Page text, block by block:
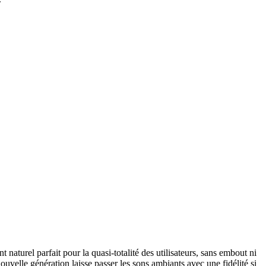
naturel parfait pour la quasi-totalité des utilisateurs, sans embout ni
génération laisse passer les sons ambiants avec une fidélité si